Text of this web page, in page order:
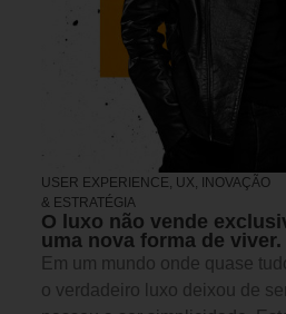
USER EXPERIENCE, UX, INOVAÇÃO
& ESTRATÉGIA
O luxo não vende
uma nova forma de viver.
Em um mundo onde quase
o verdadeiro luxo deixou de